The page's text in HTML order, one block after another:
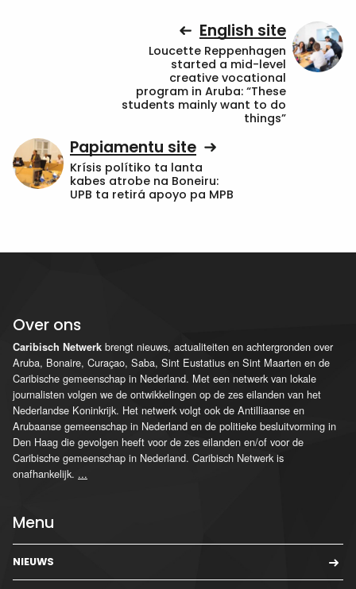
English site
Loucette Reppenhagen
started a mid-level
creative vocational
program in Aruba: “These
students mainly want to do
things”
Papiamentu site
Krísis polítiko ta lanta
kabes atrobe na Boneiru:
UPB ta retirá apoyo pa MPB
Over ons
Caribisch Netwerk brengt nieuws, actualiteiten en achtergronden over
Aruba, Bonaire, Curaçao, Saba, Sint Eustatius en Sint Maarten en de
Caribische gemeenschap in Nederland. Met een netwerk van lokale
journalisten volgen we de ontwikkelingen op de zes eilanden van het
Nederlandse Koninkrijk. Het netwerk volgt ook de Antilliaanse en
Arubaanse gemeenschap in Nederland en de politieke besluitvorming in
Den Haag die gevolgen heeft voor de zes eilanden en/of voor de
Caribische gemeenschap in Nederland. Caribisch Netwerk is
onafhankelijk. ...
Menu
NIEUWS